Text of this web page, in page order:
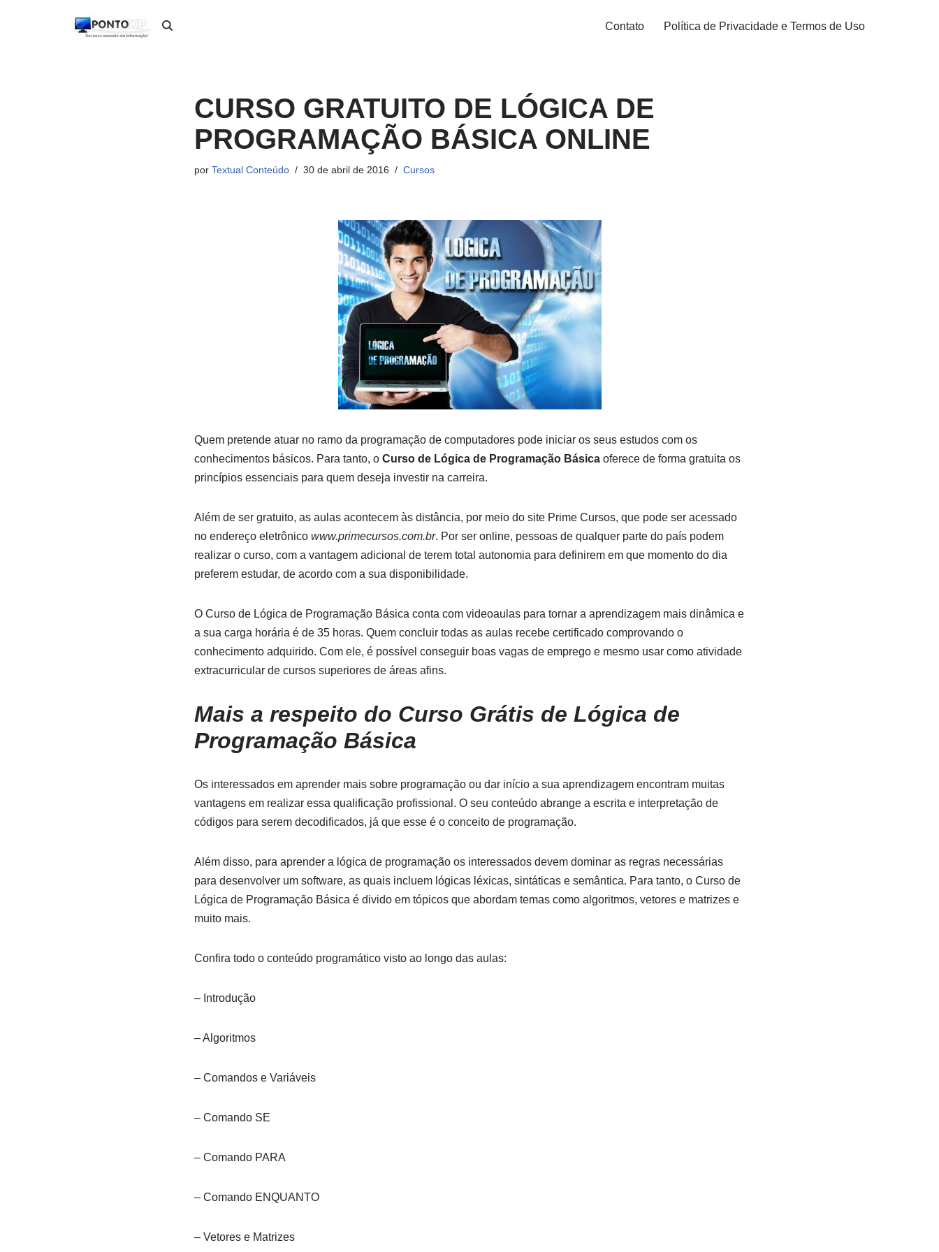
Contato Política de Privacidade e Termos de Uso
CURSO GRATUITO DE LÓGICA DE
PROGRAMAÇÃO BÁSICA ONLINE
por Textual Conteúdo 30 de abril de 2016 Cursos
Quem pretende atuar no ramo da programação de computadores pode iniciar os seus estudos com os
conhecimentos básicos. Para tanto, o Curso de Lógica de Programação Básica oferece de forma gratuita os
princípios essenciais para quem deseja investir na carreira.
Além de ser gratuito, as aulas acontecem às distância, por meio do site Prime Cursos, que pode ser acessado
no endereço eletrônico www.primecursos.com.br. Por ser online, pessoas de qualquer parte do país podem
realizar o curso, com a vantagem adicional de terem total autonomia para definirem em que momento do dia
preferem estudar, de acordo com a sua disponibilidade.
O Curso de Lógica de Programação Básica conta com videoaulas para tornar a aprendizagem mais dinâmica e
a sua carga horária é de 35 horas. Quem concluir todas as aulas recebe certificado comprovando o
conhecimento adquirido. Com ele, é possível conseguir boas vagas de emprego e mesmo usar como atividade
extracurricular de cursos superiores de áreas afins.
Mais a respeito do Curso Grátis de Lógica de
Programação Básica
Os interessados em aprender mais sobre programação ou dar início a sua aprendizagem encontram muitas
vantagens em realizar essa qualificação profissional. O seu conteúdo abrange a escrita e interpretação de
códigos para serem decodificados, já que esse é o conceito de programação.
Além disso, para aprender a lógica de programação os interessados devem dominar as regras necessárias
para desenvolver um software, as quais incluem lógicas léxicas, sintáticas e semântica. Para tanto, o Curso de
Lógica de Programação Básica é divido em tópicos que abordam temas como algoritmos, vetores e matrizes e
muito mais.
Confira todo o conteúdo programático visto ao longo das aulas:
– Introdução
– Algoritmos
– Comandos e Variáveis
– Comando SE
– Comando PARA
– Comando ENQUANTO
– Vetores e Matrizes